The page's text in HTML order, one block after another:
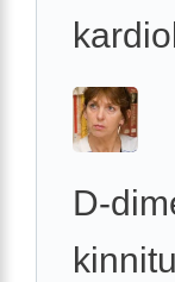
D-